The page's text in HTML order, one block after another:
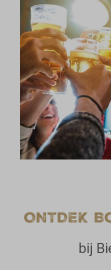
ONTDEK
bij